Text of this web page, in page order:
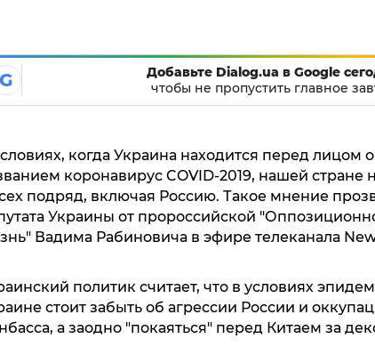
G
Добавьте Dialog.ua в Google
чтобы не пропустить главное
когда Украина находится перед лицом
коронавирус COVID-2019, нашей
подряд, включая Россию. Такое мнение
Украины от пророссийской
Вадима Рабиновича в эфире телеканала
политик считает, что в условиях
стоит забыть об агрессии России и
а заодно "покаяться" перед Китаем за